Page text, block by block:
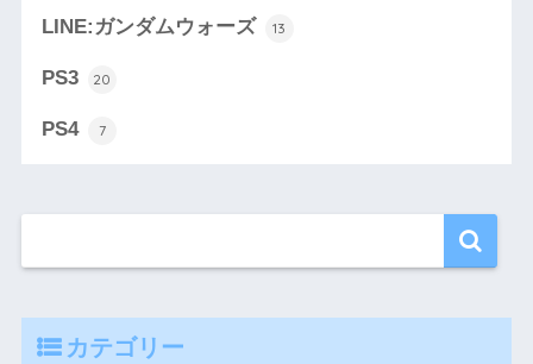
LINE:ガンダムウォーズ 13
PS3 20
PS4 7
カテゴリー